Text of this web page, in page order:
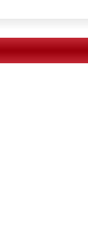
Versão